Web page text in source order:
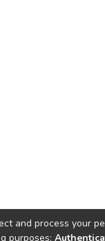
and process your
purposes: